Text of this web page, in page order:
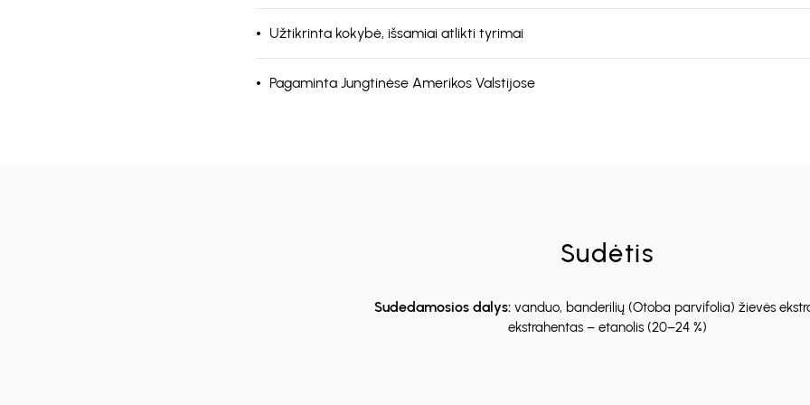
Užtikrinta kokybė, išsamiai atlikti tyrimai
Pagaminta Jungtinėse Amerikos Valstijose
Sudėtis
Sudedamosios dalys: vanduo, banderilių (Otoba parvifolia) žievės
ekstrahentas – etanolis (20–24 %)